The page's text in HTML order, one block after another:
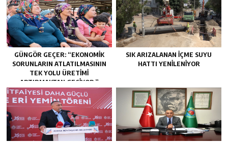
GÜNGÖR GEÇER: “EKONOMIK
SORUNLARIN ATLATILMASININ
TEK YOLU ÜRETIMI
ARTIRMAKTAN GEÇIYOR.”
SIK ARIZALANAN IÇME SUYU
HATTI YENILENIYOR